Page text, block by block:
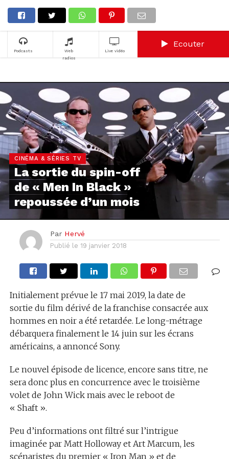
Podcasts
Web
radios
Live vidéo
Ecouter
CINÉMA & SÉRIES TV
La sortie du spin-off
de « Men In Black »
repoussée d’un mois
Par Hervé
Publié le 19 janvier 2018
Initialement prévue le 17 mai 2019, la date de
sortie du film dérivé de la franchise consacrée aux
hommes en noir a été retardée. Le long-métrage
débarquera finalement le 14 juin sur les écrans
américains, a annoncé Sony.
Le nouvel épisode de licence, encore sans titre, ne
sera donc plus en concurrence avec le troisième
volet de John Wick mais avec le reboot de
« Shaft ».
Peu d’informations ont filtré sur l’intrigue
imaginée par Matt Holloway et Art Marcum, les
scénaristes du premier « Iron Man » et de